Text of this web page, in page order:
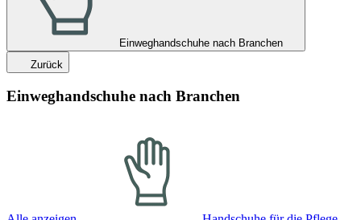
Einweghandschuhe nach Branchen
Zurück
Einweghandschuhe nach Branchen